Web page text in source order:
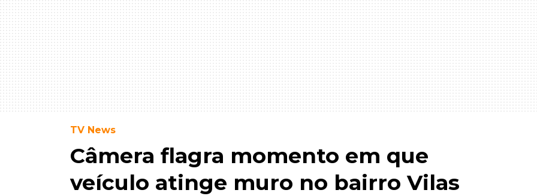
TV News
Câmera flagra momento em que
veículo atinge muro no bairro Vilas